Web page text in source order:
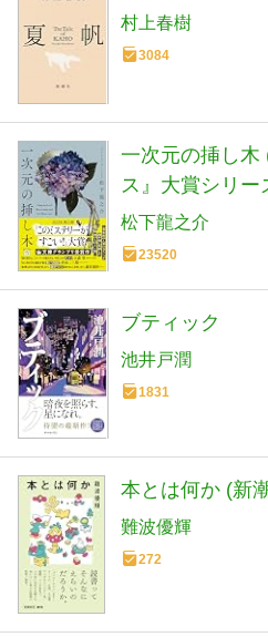
村上春樹
3084
一次元の挿し木
ス』大賞シリー
松下龍之介
23520
ブティック
池井戸潤
1831
本とは何か (新
難波優輝
272